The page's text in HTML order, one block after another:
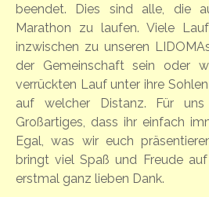
beendet. Dies sind alle, die
Marathon zu laufen. Viele
inzwischen zu unseren
der Gemeinschaft sein oder
verrückten Lauf unter ihre
auf welcher Distanz. Für
Großartiges, dass ihr einfach
Egal, was wir euch
bringt viel Spaß und Freude
erstmal ganz lieben Dank.